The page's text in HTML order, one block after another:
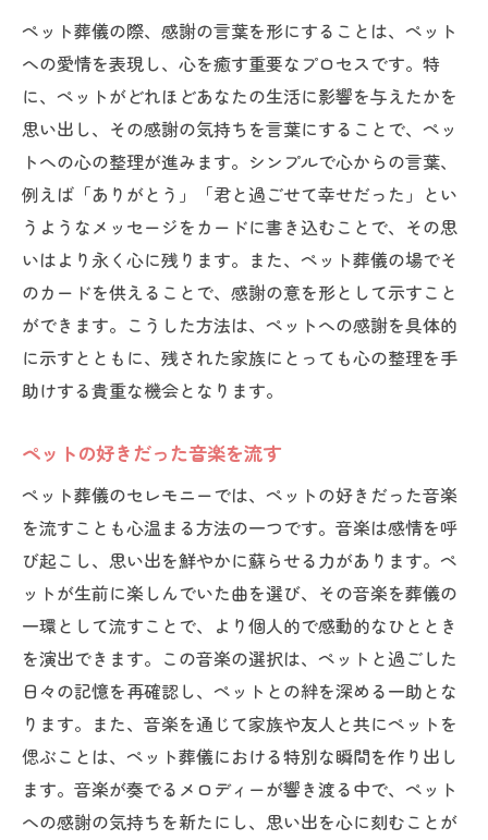
ペット葬儀の際、感謝の言葉を形にすることは、ペット
への愛情を表現し、心を癒す重要なプロセスです。特
に、ペットがどれほどあなたの生活に影響を与えたかを
思い出し、その感謝の気持ちを言葉にすることで、ペッ
トへの心の整理が進みます。シンプルで心からの言葉、
例えば「ありがとう」「君と過ごせて幸せだった」とい
うようなメッセージをカードに書き込むことで、その思
いはより永く心に残ります。また、ペット葬儀の場でそ
のカードを供えることで、感謝の意を形として示すこと
ができます。こうした方法は、ペットへの感謝を具体的
に示すとともに、残された家族にとっても心の整理を手
助けする貴重な機会となります。
ペットの好きだった音楽を流す
ペット葬儀のセレモニーでは、ペットの好きだった音楽
を流すことも心温まる方法の一つです。音楽は感情を呼
び起こし、思い出を鮮やかに蘇らせる力があります。ペ
ットが生前に楽しんでいた曲を選び、その音楽を葬儀の
一環として流すことで、より個人的で感動的なひととき
を演出できます。この音楽の選択は、ペットと過ごした
日々の記憶を再確認し、ペットとの絆を深める一助とな
ります。また、音楽を通じて家族や友人と共にペットを
偲ぶことは、ペット葬儀における特別な瞬間を作り出し
ます。音楽が奏でるメロディーが響き渡る中で、ペット
への感謝の気持ちを新たにし、思い出を心に刻むことが